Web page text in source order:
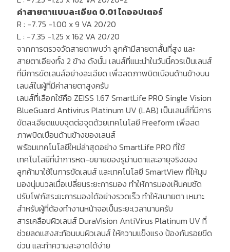
ค่าสายตาแบบละเอียด 0.01 ไดออปเตอร์
R : -7.75 -1.00 x 9 VA 20/20
L : -7.35 -1.25 x 162 VA 20/20
จากการตรวจวัดสายตาพบว่า ลูกค้ามีสายตาสั้นที่สูง และ
สายตาเอียงทั้ง 2 ข้าง ดังนั้น เลนส์ที่แนะนำในวันนี้ควรเป็นเลนส์
ที่มีการขัดเลนส์อย่างละเอียด เพื่อลดภาพบิดเบือนด้านข้างบน
เลนส์ในผู้ที่มีค่าสายตาสูงครับ
เลนส์ที่เลือกใช้คือ ZEISS 1.67 SmartLife PRO Single Vision
BlueGuard Antivirus Platinum UV (LAB) เป็นเลนส์ที่มีการ
ขัดละเอียดแบบจุดต่อจุดด้วยเทคโนโลยี Freeform เพื่อลด
ภาพบิดเบือนด้านข้างของเลนส์
พร้อมเทคโนโลยีใหม่ล่าสุดอย่าง SmartLife PRO ที่ใช้
เทคโนโลยีที่นำการหด-ขยายของรูม่านตาและอายุจริงของ
ลูกค้ามาใช้ในการขัดเลนส์ และเทคโนโลยี SmartView ที่ให้มุม
มองนุ่มนวลเมื่อเปลี่ยนระยะการมอง ทำให้การมองเห็นคมชัด
ปรับโฟกัสระยะการมองได้อย่างรวดเร็ว ทำให้สบายตา เหมาะ
สำหรับผู้ที่ต้องทำงานหน้าจอเป็นระยะเวลานานครับ
สารเคลือบผิวเลนส์ DuraVision AntiVirus Platinum UV ที่
ช่วยลดแสงสะท้อนบนผิวเลนส์ ให้ความแข็งแรง ป้องกันรอยขีด
ข่วน และทำความสะอาดได้ง่าย